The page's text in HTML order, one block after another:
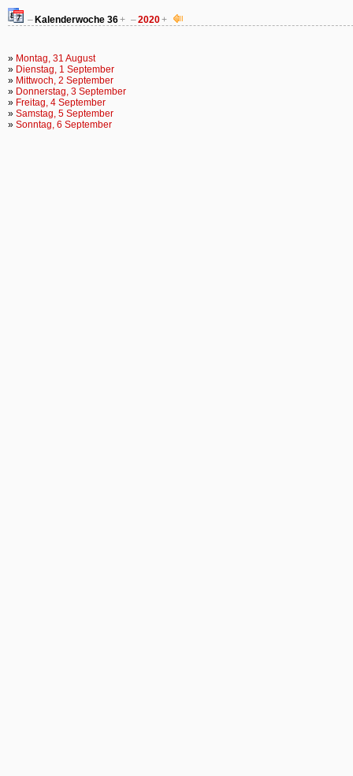
– Kalenderwoche 36+ –2020+
» Montag, 31 August
» Dienstag, 1 September
» Mittwoch, 2 September
» Donnerstag, 3 September
» Freitag, 4 September
» Samstag, 5 September
» Sonntag, 6 September